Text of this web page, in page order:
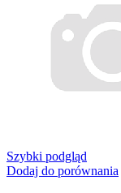
Szybki podgląd
Dodaj do porównania